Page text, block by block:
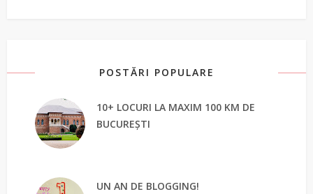
POSTĂRI POPULARE
10+ LOCURI LA MAXIM 100 KM DE
BUCUREȘTI
UN AN DE BLOGGING!